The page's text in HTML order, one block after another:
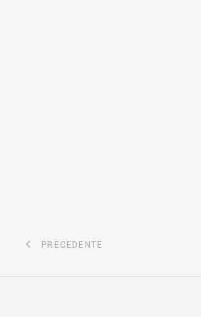
PRECEDENTE